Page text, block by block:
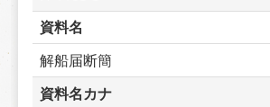
資料名
解船届断簡
資料名カナ